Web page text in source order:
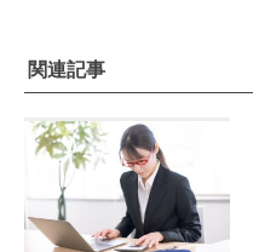
関連記事